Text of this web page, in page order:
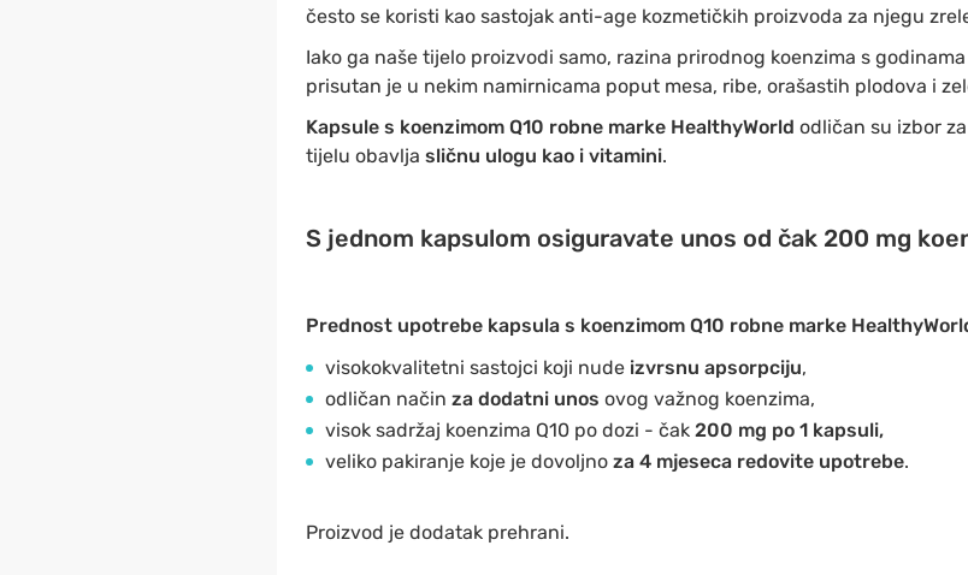
često se koristi kao sastojak anti-age kozmetičkih proizvoda za njegu
Iako ga naše tijelo proizvodi samo, razina prirodnog koenzima s
prisutan je u nekim namirnicama poput mesa, ribe, orašastih plodova i
Kapsule s koenzimom Q10 robne marke HealthyWorld odličan su izbor
tijelu obavlja sličnu ulogu kao i vitamini.
S jednom kapsulom osiguravate unos od čak 200 mg
Prednost upotrebe kapsula s koenzimom Q10 robne marke
visokokvalitetni sastojci koji nude izvrsnu apsorpciju,
odličan način za dodatni unos ovog važnog koenzima,
visok sadržaj koenzima Q10 po dozi - čak 200 mg po 1 kapsuli,
veliko pakiranje koje je dovoljno za 4 mjeseca redovite upotrebe.
Proizvod je dodatak prehrani.